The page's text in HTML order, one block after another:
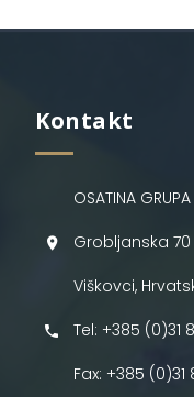
Kontakt
OSATINA
Grobljanska 70
Viškovci,
Tel: +385 (0)31
Fax: +385